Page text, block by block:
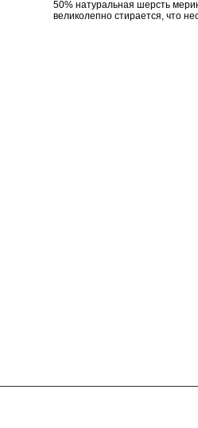
50% натуральная шерсть
великолепно стирается, что